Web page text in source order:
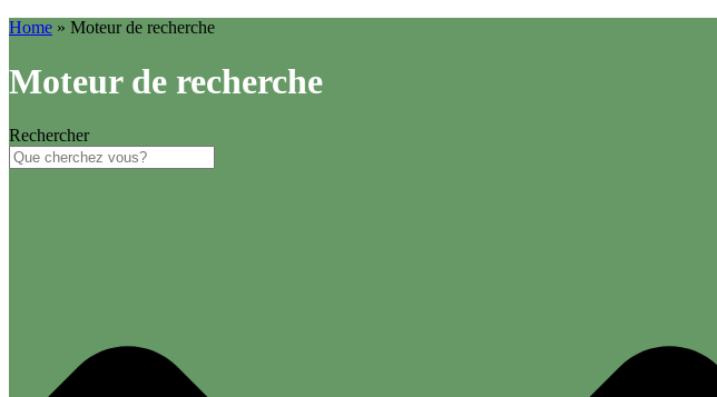
Home » Moteur de recherche
Moteur de recherche
Rechercher